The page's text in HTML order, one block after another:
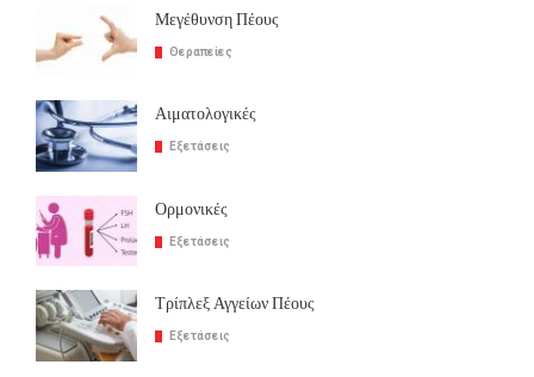
Μεγέθυνση Πέους
Θεραπείες
Αιματολογικές
Εξετάσεις
Ορμονικές
Εξετάσεις
Τρίπλεξ Αγγείων Πέους
Εξετάσεις